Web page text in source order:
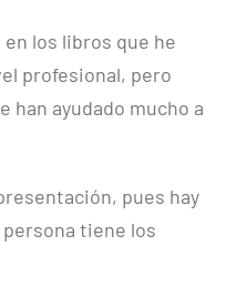
los libros que he
profesional, pero
han ayudado mucho a
pues hay
tiene los